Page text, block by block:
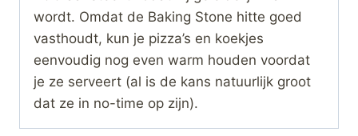
wordt. Omdat de Baking Stone hitte goed
vasthoudt, kun je pizza’s en koekjes
eenvoudig nog even warm houden voordat
je ze serveert (al is de kans natuurlijk groot
dat ze in no-time op zijn).